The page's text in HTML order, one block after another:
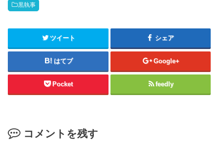
黒執事
ツイート シェア
はてブ Google+
Pocket feedly
コメントを残す